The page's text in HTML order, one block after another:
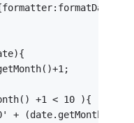
+1 < 10 ){
+ (date.getMonth()